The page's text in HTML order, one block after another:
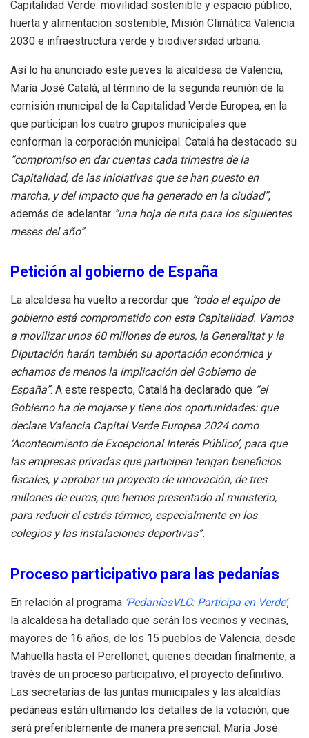
Capitalidad Verde: movilidad sostenible y espacio público,
huerta y alimentación sostenible, Misión Climática Valencia
2030 e infraestructura verde y biodiversidad urbana.
Así lo ha anunciado este jueves la alcaldesa de Valencia,
María José Catalá, al término de la segunda reunión de la
comisión municipal de la Capitalidad Verde Europea, en la
que participan los cuatro grupos municipales que
conforman la corporación municipal. Catalá ha destacado su
“compromiso en dar cuentas cada trimestre de la
Capitalidad, de las iniciativas que se han puesto en
marcha, y del impacto que ha generado en la ciudad”,
además de adelantar “una hoja de ruta para los siguientes
meses del año”.
Petición al gobierno de España
La alcaldesa ha vuelto a recordar que “todo el equipo de
gobierno está comprometido con esta Capitalidad. Vamos
a movilizar unos 60 millones de euros, la Generalitat y la
Diputación harán también su aportación económica y
echamos de menos la implicación del Gobierno de
España”. A este respecto, Catalá ha declarado que “el
Gobierno ha de mojarse y tiene dos oportunidades: que
declare Valencia Capital Verde Europea 2024 como
‘Acontecimiento de Excepcional Interés Público’, para que
las empresas privadas que participen tengan beneficios
fiscales, y aprobar un proyecto de innovación, de tres
millones de euros, que hemos presentado al ministerio,
para reducir el estrés térmico, especialmente en los
colegios y las instalaciones deportivas”.
Proceso participativo para las pedanías
En relación al programa ‘PedaníasVLC: Participa en Verde’,
la alcaldesa ha detallado que serán los vecinos y vecinas,
mayores de 16 años, de los 15 pueblos de Valencia, desde
Mahuella hasta el Perellonet, quienes decidan finalmente, a
través de un proceso participativo, el proyecto definitivo.
Las secretarías de las juntas municipales y las alcaldías
pedáneas están ultimando los detalles de la votación, que
será preferiblemente de manera presencial. María José